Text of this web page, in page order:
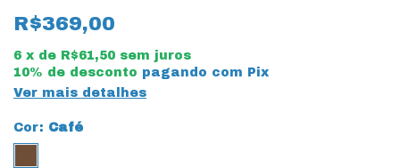
R$369,00
6 x de R$61,50 sem juros
10% de desconto pagando com Pix
Ver mais detalhes
Cor: Café